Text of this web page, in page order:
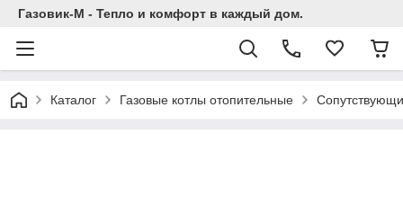
Газовик-М - Тепло и комфорт в каждый дом.
Каталог Газовые котлы отопительные